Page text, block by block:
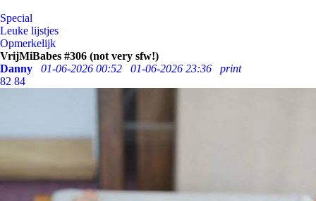
Special
Leuke lijstjes
Opmerkelijk
VrijMiBabes #306 (not very sfw!)
Danny
01-06-2026 00:52 01-06-2026 23:36
print
82 84